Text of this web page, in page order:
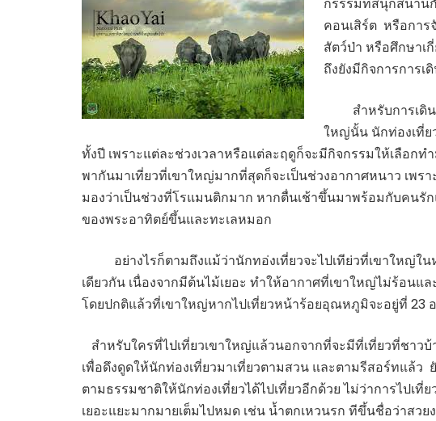
คอนเสิร์ต หรือการ
สัตว์ป่า หรือศึกษาเ
ถึงยังมีกิจการการเ
สำหรับการเดินท
ใหญ่นั้น นักท่องเที่ย
ทั้งปี เพราะแต่ละช่วงเวลาหรือแต่ละฤดูก็จะมีกิจกรรมให้เลือกท
พากันมาเที่ยวที่เขาใหญ่มากที่สุดก็จะเป็นช่วงอากาศหนาว เพร
มองว่าเป็นช่วงที่โรแมนติกมาก หากตื่นเช้าขึ้นมาพร้อมกับคนรั
ของพระอาทิตย์ขึ้นและทะเลหมอก
อย่างไรก็ตามถึงแม้ว่านักทอ่งเที่ยวจะไปเทีย่วที่เขาใหญ่ใน
เดียวกัน เนื่องจากมีต้นไม้เยอะ ทำให้อากาศที่เขาใหญ่ไม่ร้อนแ
โดยปกติแล้วที่เขาใหญ่หากไปเที่ยวหน้าร้อยอุณหภูมิจะอยู่ที่ 23
สำหรับใครที่ไปเที่ยวเขาใหญ่แล้วนอกจากที่จะมีที่เที่ยวที่ชาว
เพื่อดึงดูดให้นักท่องเที่ยวมาเที่ยวตามสวน และตามรีสอร์ทแล้ว
ตามธรรมชาติให้นักท่องเที่ยวได้ไปเที่ยวอีกด้วย ไม่ว่าการไปเ
เยอะแยะมากมายเต็มไปหมด เช่น น้ำตกเหวนรก ทีขึ้นชื่อว่าสว